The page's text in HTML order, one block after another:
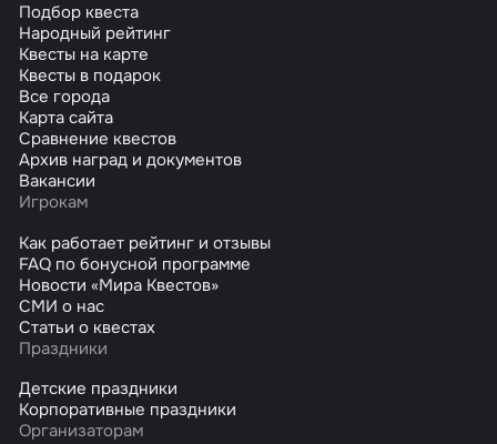
Подбор квеста
Народный рейтинг
Квесты на карте
Квесты в подарок
Все города
Карта сайта
Сравнение квестов
Архив наград и документов
Вакансии
Игрокам
Как работает рейтинг и отзывы
FAQ по бонусной программе
Новости «Мира Квестов»
СМИ о нас
Статьи о квестах
Праздники
Детские праздники
Корпоративные праздники
Организаторам